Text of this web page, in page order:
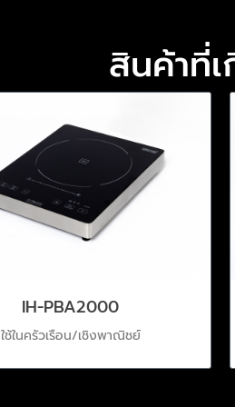
สินค้าที่
IH-PBA2000
ใช้ในครัวเรือน/เชิงพาณิชย์